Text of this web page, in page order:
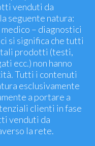
venduti da
seguente natura:
– diagnostici
si significa che tutti
prodotti (testi,
ecc.) non hanno
Tutti i contenuti
esclusivamente
a portare a
clienti in fase
venduti da
la rete.